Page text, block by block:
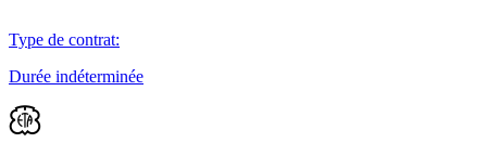
Type de contrat:
Durée indéterminée